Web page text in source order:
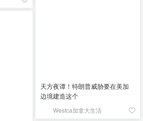
天方夜谭！特朗普威胁要在美加
边境建造这个
Westca加拿大生活